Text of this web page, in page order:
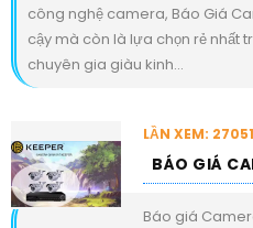
công nghệ camera, Báo Giá
cậy mà còn là lựa chọn rẻ nhất
chuyên gia giàu kinh...
LẦN XEM: 27051
BÁO GIÁ
Báo giá